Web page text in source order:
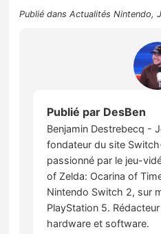
Publié dansActualités Nintendo,
Publié par DesBen
Benjamin Destrebecq -
fondateur du site
passionné par le jeu-
of Zelda: Ocarina of
Nintendo Switch 2, sur
PlayStation 5.
hardware et software.